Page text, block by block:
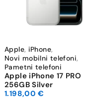
Apple, iPhone,
Novi mobilni telefoni,
Pametni telefoni
Apple iPhone 17 PRO
256GB Silver
1.198,00€